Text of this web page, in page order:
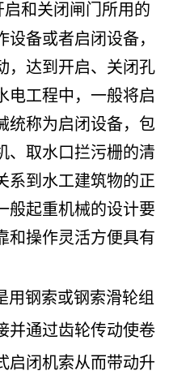
和关闭闸门所用的
备或者启闭设备，
，达到开启、关闭孔
电工程中，一般将启
统称为启闭设备，包
、取水口拦污栅的清
系到水工建筑物的正
般起重机械的设计要
和操作灵活方便具有
用钢索或钢索滑轮组
并通过齿轮传动使卷
启闭机索从而带动升